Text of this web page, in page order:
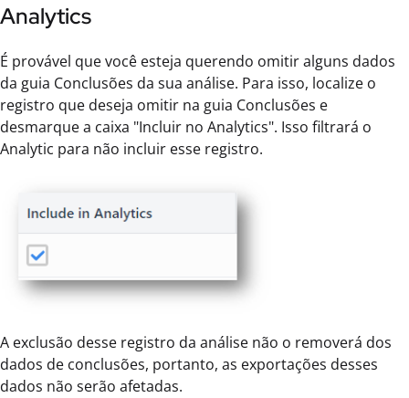
Analytics
É provável que você esteja querendo omitir alguns dados
da guia Conclusões da sua análise. Para isso, localize o
registro que deseja omitir na guia Conclusões e
desmarque a caixa "Incluir no Analytics". Isso filtrará o
Analytic para não incluir esse registro.
A exclusão desse registro da análise não o removerá dos
dados de conclusões, portanto, as exportações desses
dados não serão afetadas.